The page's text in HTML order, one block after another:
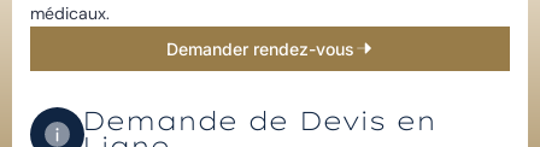
médicaux.
Demander rendez-vous
Demande de Devis en